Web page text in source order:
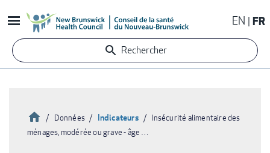
au
contenu
principal
EN FR
Rechercher
Accueil
Données Indicateurs
Insécurité alimentaire des
ménages, modérée ou grave - âge …